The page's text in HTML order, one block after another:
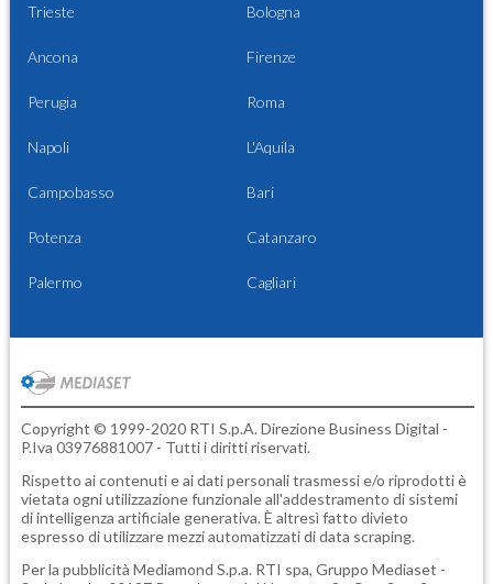
Trieste Bologna
Ancona Firenze
Perugia Roma
Napoli L'Aquila
Campobasso Bari
Potenza Catanzaro
Palermo Cagliari
Copyright © 1999-2020 RTI S.p.A. Direzione Business Digital -
P.Iva 03976881007 - Tutti i diritti riservati.
Rispetto ai contenuti e ai dati personali trasmessi e/o riprodotti è
vietata ogni utilizzazione funzionale all'addestramento di sistemi
di intelligenza artificiale generativa. È altresì fatto divieto
espresso di utilizzare mezzi automatizzati di data scraping.
Per la pubblicità Mediamond S.p.a. RTI spa, Gruppo Mediaset -